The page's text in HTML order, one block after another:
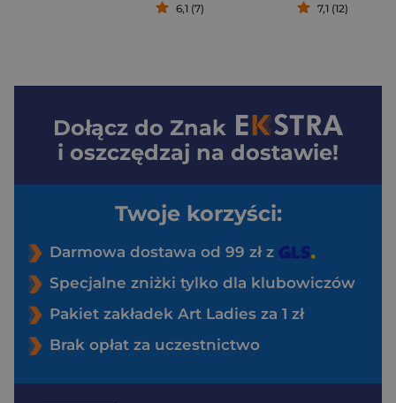
6,1 (7) 7,1 (12)
Dołącz do Znak
i oszczędzaj na dostawie!
Twoje korzyści:
Darmowa dostawa od 99 zł z
Specjalne zniżki tylko dla klubowiczów
Pakiet zakładek Art Ladies za 1 zł
Brak opłat za uczestnictwo